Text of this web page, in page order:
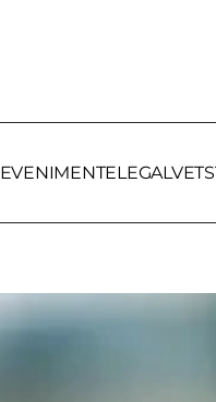
EVENIMENTELEGALVET